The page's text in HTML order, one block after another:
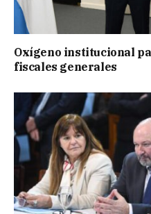
Oxígeno institucional
fiscales generales